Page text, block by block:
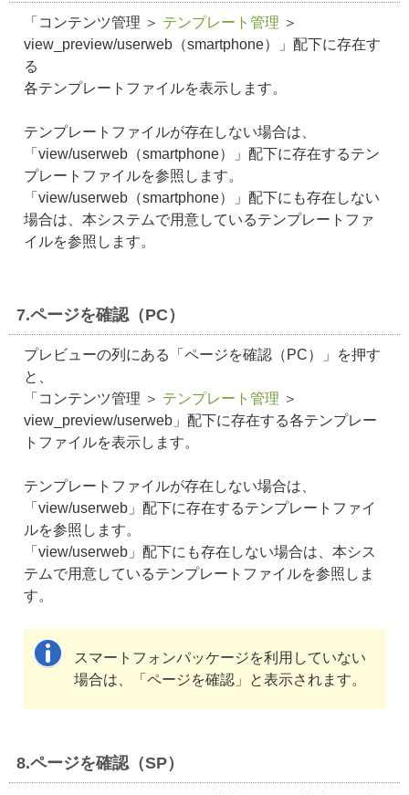
「コンテンツ管理 ＞ テンプレート管理 ＞
view_preview/userweb（smartphone）」配下に存在す
る
各テンプレートファイルを表示します。
テンプレートファイルが存在しない場合は、
「view/userweb（smartphone）」配下に存在するテン
プレートファイルを参照します。
「view/userweb（smartphone）」配下にも存在しない
場合は、本システムで用意しているテンプレートファ
イルを参照します。
7.ページを確認（PC）
プレビューの列にある「ページを確認（PC）」を押す
と、
「コンテンツ管理 ＞ テンプレート管理 ＞
view_preview/userweb」配下に存在する各テンプレー
トファイルを表示します。
テンプレートファイルが存在しない場合は、
「view/userweb」配下に存在するテンプレートファイ
ルを参照します。
「view/userweb」配下にも存在しない場合は、本シス
テムで用意しているテンプレートファイルを参照しま
す。
スマートフォンパッケージを利用していない
場合は、「ページを確認」と表示されます。
8.ページを確認（SP）